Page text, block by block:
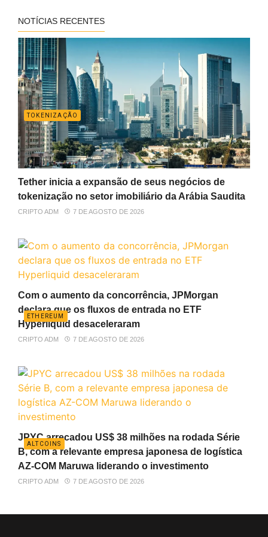
NOTÍCIAS RECENTES
TOKENIZAÇÃO
Tether inicia a expansão de seus negócios de
tokenização no setor imobiliário da Arábia Saudita
CRIPTO ADM 7 DE AGOSTO DE 2026
ETHEREUM
Com o aumento da concorrência, JPMorgan
declara que os fluxos de entrada no ETF
Hyperliquid desaceleraram
CRIPTO ADM 7 DE AGOSTO DE 2026
ALTCOINS
JPYC arrecadou US$ 38 milhões na rodada Série
B, com a relevante empresa japonesa de logística
AZ-COM Maruwa liderando o investimento
CRIPTO ADM 7 DE AGOSTO DE 2026